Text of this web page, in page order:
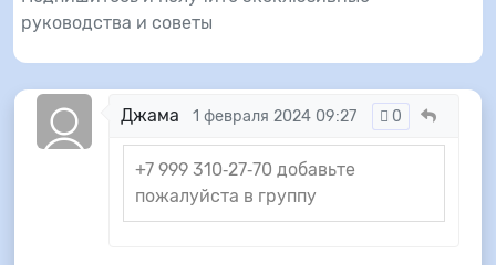
руководства и советы
0
Джама 1 февраля 2024 09:27
‪+7 999 310‑27‑70‬ добавьте
пожалуйста в группу